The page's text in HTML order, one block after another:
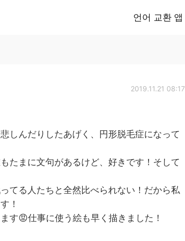
언어 교환 앱
2019.11.21 08:17
しんだりしたあげく、円形脱毛症になって
たまに文句があるけど、好きです！そして
てる人たちと全然比べられない！だから私
！
す😡仕事に使う絵も早く描きました！